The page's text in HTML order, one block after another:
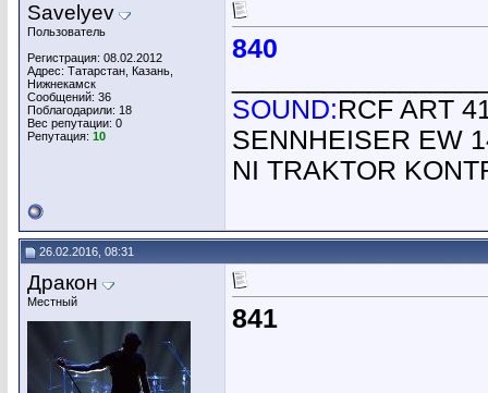
Savelyev
Пользователь
Регистрация: 08.02.2012
Адрес: Татарстан, Казань,
Нижнекамск
Сообщений: 36
Поблагодарили: 18
Вес репутации: 0
Репутация: 10
840
SOUND:RCF ART
SENNHEISER EW
NI TRAKTOR
26.02.2016, 08:31
Дракон
Местный
841